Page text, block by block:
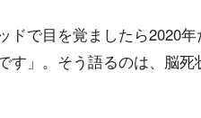
で目を覚ましたら2020年
す」。そう語るのは、脳